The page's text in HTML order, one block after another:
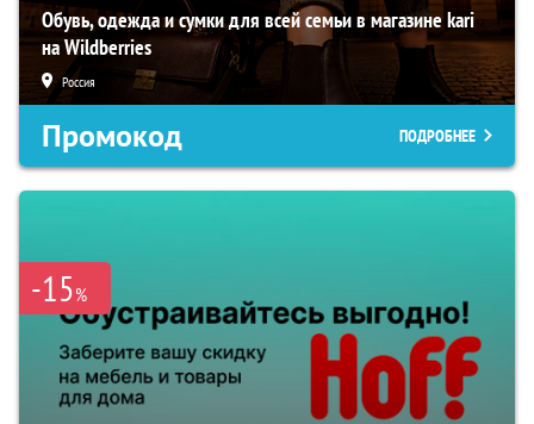
Обувь, одежда и сумки для всей семьи в магазине kari
на Wildberries
Россия
Промокод ПОДРОБНЕЕ
-15%